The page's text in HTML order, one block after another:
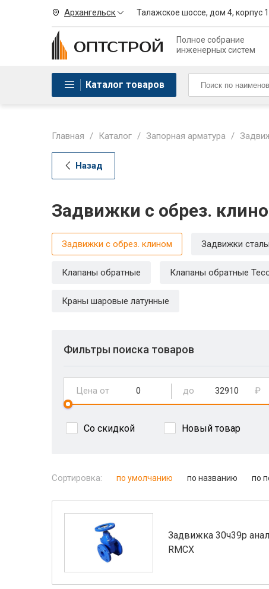
Архангельск Талажское шоссе, дом 4, корпус 1
Полное собрание
инженерных систем
Каталог товаров
Главная / Каталог / Запорная арматура /
Назад
Задвижки с обрез.
Задвижки с обрез. клином Задвижки
Клапаны обратные Клапаны обратные
Краны шаровые латунные
Фильтры поиска товаров
Цена от до ₽
Со скидкой Новый товар
Сортировка: по умолчанию по названию по
Задвижка 30ч39р
RMCX